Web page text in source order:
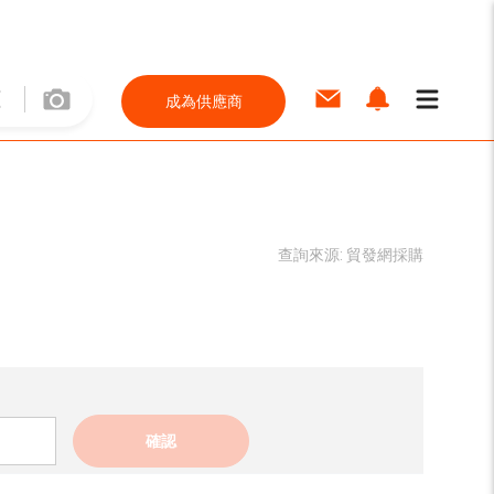
成為供應商
查詢來源: 貿發網採購
確認